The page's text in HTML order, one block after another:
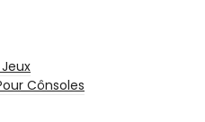
Cônsoles